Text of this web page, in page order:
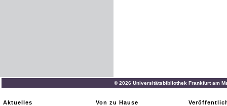
© 2026 Universitätsbibliothek Frankfurt am
Aktuelles
Von zu Hause